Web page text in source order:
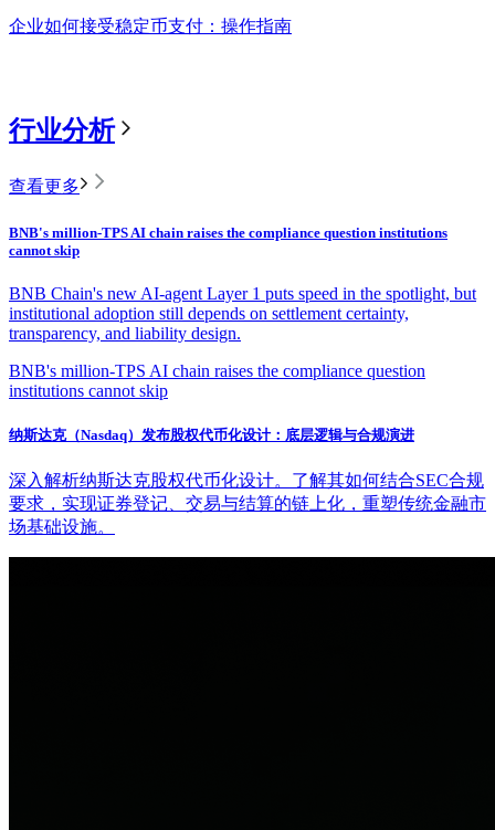
企业如何接受稳定币支付：操作指南
行业分析
查看更多
BNB's million-TPS AI chain raises the compliance question institutions
cannot skip
BNB Chain's new AI-agent Layer 1 puts speed in the spotlight, but
institutional adoption still depends on settlement certainty,
transparency, and liability design.
BNB's million-TPS AI chain raises the compliance question
institutions cannot skip
纳斯达克（Nasdaq）发布股权代币化设计：底层逻辑与合规演进
深入解析纳斯达克股权代币化设计。了解其如何结合SEC合规
要求，实现证券登记、交易与结算的链上化，重塑传统金融市
场基础设施。